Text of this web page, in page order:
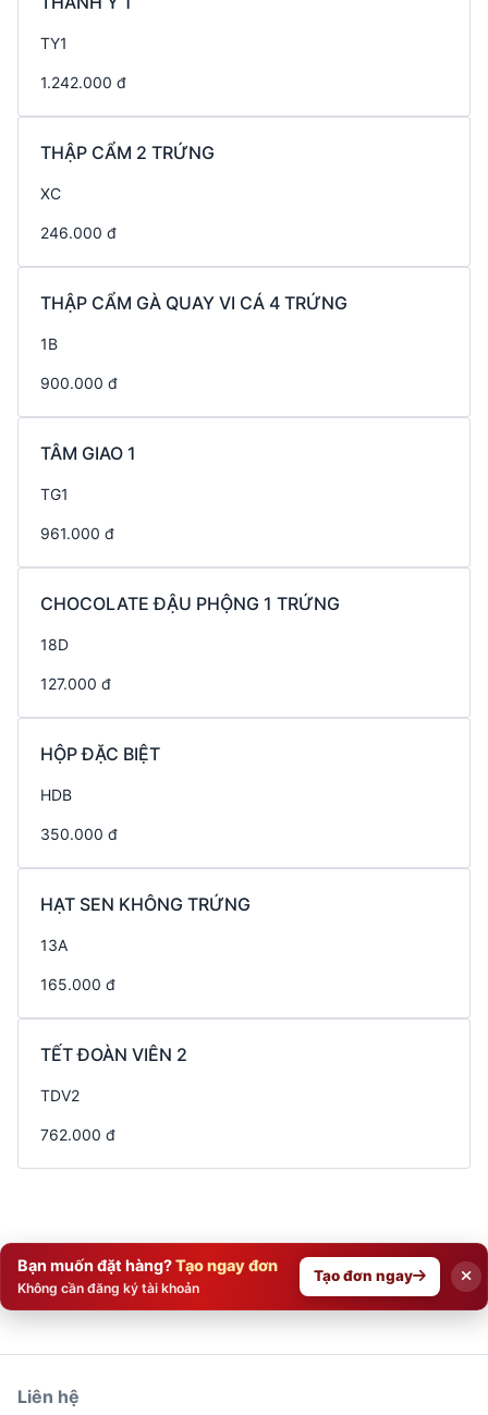
TY1
1.242.000 đ
THẬP CẨM 2 TRỨNG
XC
246.000 đ
THẬP CẨM GÀ QUAY VI CÁ 4 TRỨNG
1B
900.000 đ
TÂM GIAO 1
TG1
961.000 đ
CHOCOLATE ĐẬU PHỘNG 1 TRỨNG
18D
127.000 đ
HỘP ĐẶC BIỆT
HDB
350.000 đ
HẠT SEN KHÔNG TRỨNG
13A
165.000 đ
TẾT ĐOÀN VIÊN 2
TDV2
762.000 đ
Bạn muốn đặt hàng?Tạo ngay đơn
Không cần đăng ký tài khoản
Tạo đơn ngay
Liên hệ